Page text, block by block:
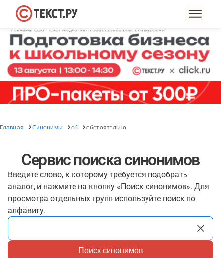
Главная Синонимы об обстоятельно
Сервис поиска синонимов
Введите слово, к которому требуется подобрать
аналог, и нажмите на кнопку «Поиск синонимов». Для
просмотра отдельных групп используйте поиск по
алфавиту.
Поиск синонимов